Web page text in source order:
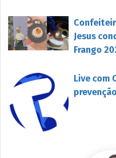
Jesus
Frango
Live com